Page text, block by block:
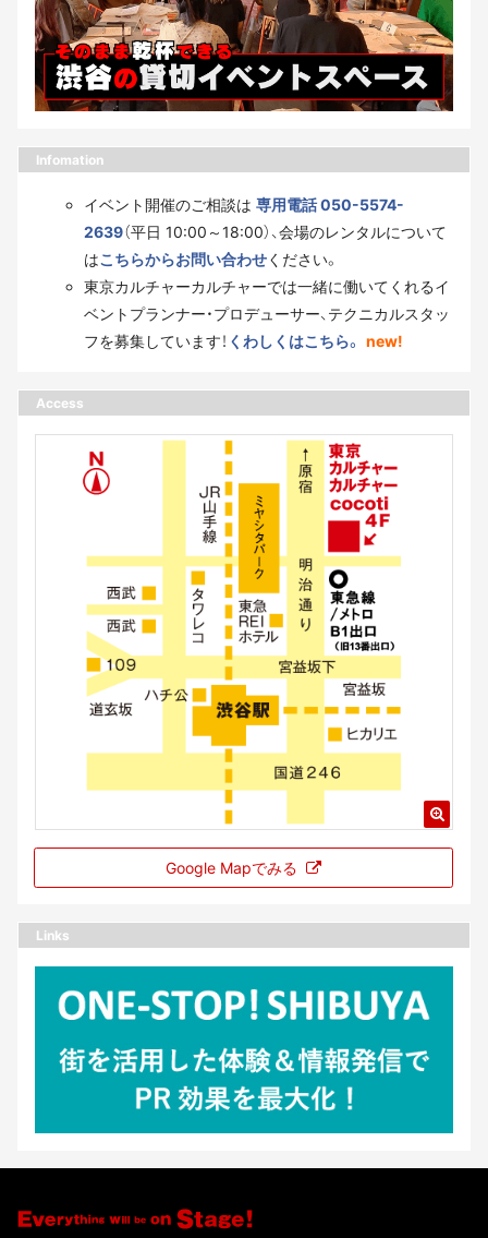
Infomation
イベント開催のご相談は 専用電話 050-5574-
2639（平日 10:00～18:00）、会場のレンタルについて
はこちらからお問い合わせください。
東京カルチャーカルチャーでは一緒に働いてくれるイ
ベントプランナー・プロデューサー、テクニカルスタッ
フを募集しています！ くわしくはこちら。 new!
Access
Google Mapでみる
Links